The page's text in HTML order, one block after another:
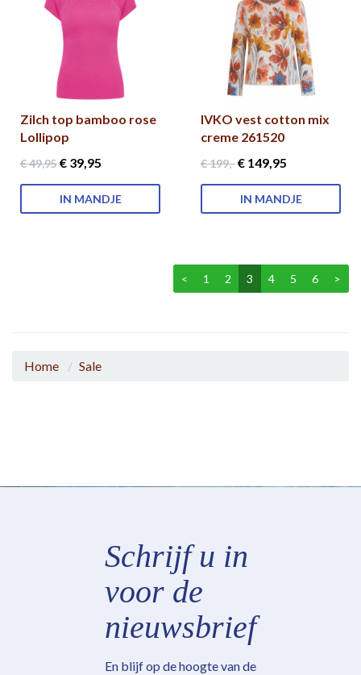
Zilch top bamboo rose
Lollipop
€ 49,95€ 39,95
IN MANDJE
IVKO vest cotton mix
creme 261520
€ 199,-€ 149,95
IN MANDJE
< 1 2 3 4 5 6 >
Home Sale
Schrijf u in
voor de
nieuwsbrief
En blijf op de hoogte van de